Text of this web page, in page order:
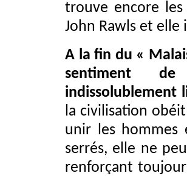
trouve encore
John Rawls et
A la fin du «
sentiment de
indissolublement
la civilisation
unir les hommes
serrés, elle ne
renforçant